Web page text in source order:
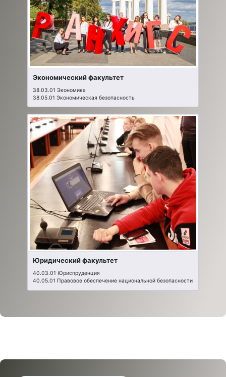
Экономический факультет
38.03.01 Экономика
38.05.01 Экономическая безопасность
Юридический факультет
40.03.01 Юриспруденция
40.05.01 Правовое обеспечение национальной безопасности